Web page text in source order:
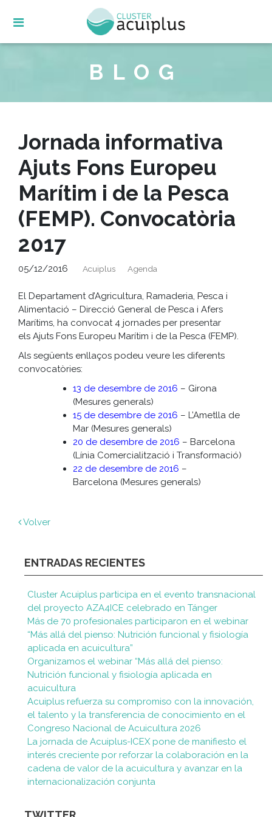
BLOG
Jornada informativa
Ajuts Fons Europeu
Marítim i de la Pesca
(FEMP). Convocatòria
2017
05/12/2016 Acuiplus Agenda
El Departament d’Agricultura, Ramaderia, Pesca i
Alimentació – Direcció General de Pesca i Afers
Marítims, ha convocat 4 jornades per presentar
els Ajuts Fons Europeu Marítim i de la Pesca (FEMP).
Als següents enllaços podeu veure les diferents
convocatòries:
13 de desembre de 2016 – Girona
(Mesures generals)
15 de desembre de 2016 – L’Ametlla de
Mar (Mesures generals)
20 de desembre de 2016 – Barcelona
(Línia Comercialització i Transformació)
22 de desembre de 2016 –
Barcelona (Mesures generals)
Volver
ENTRADAS RECIENTES
Cluster Acuiplus participa en el evento transnacional
del proyecto AZA4ICE celebrado en Tánger
Más de 70 profesionales participaron en el webinar
“Más allá del pienso: Nutrición funcional y fisiología
aplicada en acuicultura”
Organizamos el webinar “Más allá del pienso:
Nutrición funcional y fisiología aplicada en
acuicultura
Acuiplus refuerza su compromiso con la innovación,
el talento y la transferencia de conocimiento en el
Congreso Nacional de Acuicultura 2026
La jornada de Acuiplus-ICEX pone de manifiesto el
interés creciente por reforzar la colaboración en la
cadena de valor de la acuicultura y avanzar en la
internacionalización conjunta